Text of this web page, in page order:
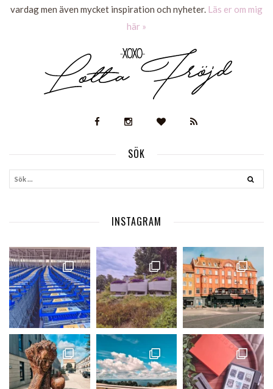
vardag men även mycket inspiration och nyheter. Läs er om mig
här »
SÖK
INSTAGRAM